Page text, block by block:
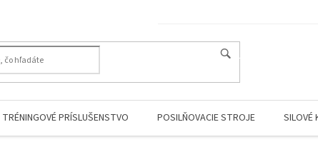
TRÉNINGOVÉ PRÍSLUŠENSTVO POSILŇOVACIE STROJE SILOVÉ